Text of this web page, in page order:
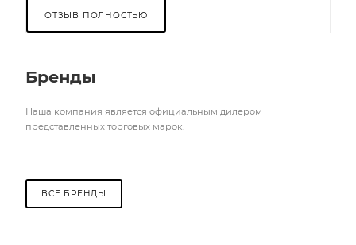
ОТЗЫВ ПОЛНОСТЬЮ
Бренды
Наша компания является официальным дилером
представленных торговых марок.
ВСЕ БРЕНДЫ